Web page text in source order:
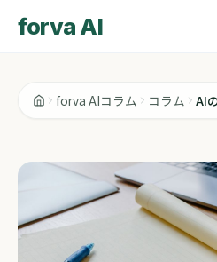
forva AI
forva AIコラム コラム